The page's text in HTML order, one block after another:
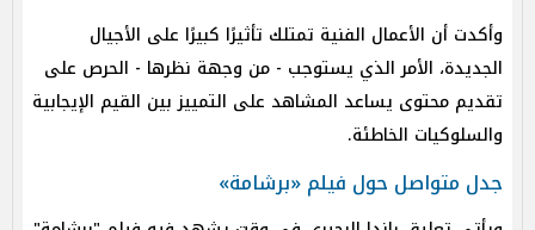
وأكدت أن الأعمال الفنية تمتلك تأثيرًا كبيرًا على الأجيال
الجديدة، الأمر الذي يستوجب - من وجهة نظرها - الحرص على
تقديم محتوى يساعد المشاهد على التمييز بين القيم الإيجابية
والسلوكيات الخاطئة.
جدل متواصل حول فيلم «برشامة»